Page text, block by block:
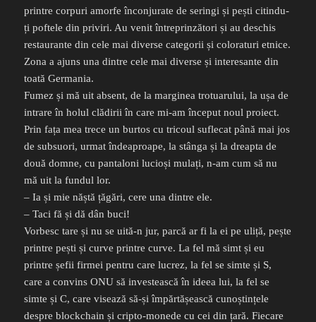
printre corpuri amorfe înconjurate de seringi și pești citindu-
ți poftele din priviri. Au venit întreprinzători și au deschis
restaurante din cele mai diverse categorii și coloraturi etnice.
Zona a ajuns una dintre cele mai diverse și interesante din
toată Germania.
Fumez și mă uit absent, de la marginea trotuarului, la ușa de
intrare în holul clădirii în care mi-am început noul proiect.
Prin fața mea trece un burtos cu tricoul suflecat până mai jos
de subsuori, urmat îndeaproape, la stânga și la dreapta de
două domne, cu pantaloni lucioși mulați, n-am cum să nu
mă uit la fundul lor.
– Ia și mie năștă țăgări, cere una dintre ele.
– Taci fă și dă dân buci!
Vorbesc tare și nu se uită-n jur, parcă ar fi la ei pe uliță, pește
printre pești și curve printre curve. La fel mă simt și eu
printre șefii firmei pentru care lucrez, la fel se simte și S,
care a convins ONU să investească în ideea lui, la fel se
simte și C, care visează să-și împărtășească cunoștințele
despre blockchain și cripto-monede cu cei din țară. Fiecare